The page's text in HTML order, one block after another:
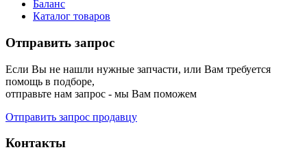
Баланс
Каталог товаров
Отправить запрос
Если Вы не нашли нужные запчасти, или Вам требуется
помощь в подборе,
отправьте нам запрос - мы Вам поможем
Отправить запрос продавцу
Контакты